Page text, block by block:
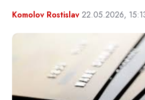
Komolov Rostislav 22.05.2026,